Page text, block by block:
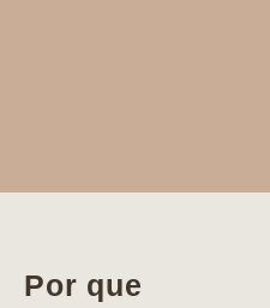
Por que